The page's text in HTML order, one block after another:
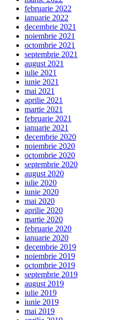
februarie 2022
ianuarie 2022
decembrie 2021
noiembrie 2021
octombrie 2021
septembrie 2021
august 2021
iulie 2021
iunie 2021
mai 2021
aprilie 2021
martie 2021
februarie 2021
ianuarie 2021
decembrie 2020
noiembrie 2020
octombrie 2020
septembrie 2020
august 2020
iulie 2020
iunie 2020
mai 2020
aprilie 2020
martie 2020
februarie 2020
ianuarie 2020
decembrie 2019
noiembrie 2019
octombrie 2019
septembrie 2019
august 2019
iulie 2019
iunie 2019
mai 2019